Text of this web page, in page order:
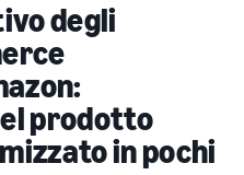
degli
prodotto
in pochi